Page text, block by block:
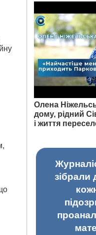
Олена
дому, рідний
і життя
зібрали